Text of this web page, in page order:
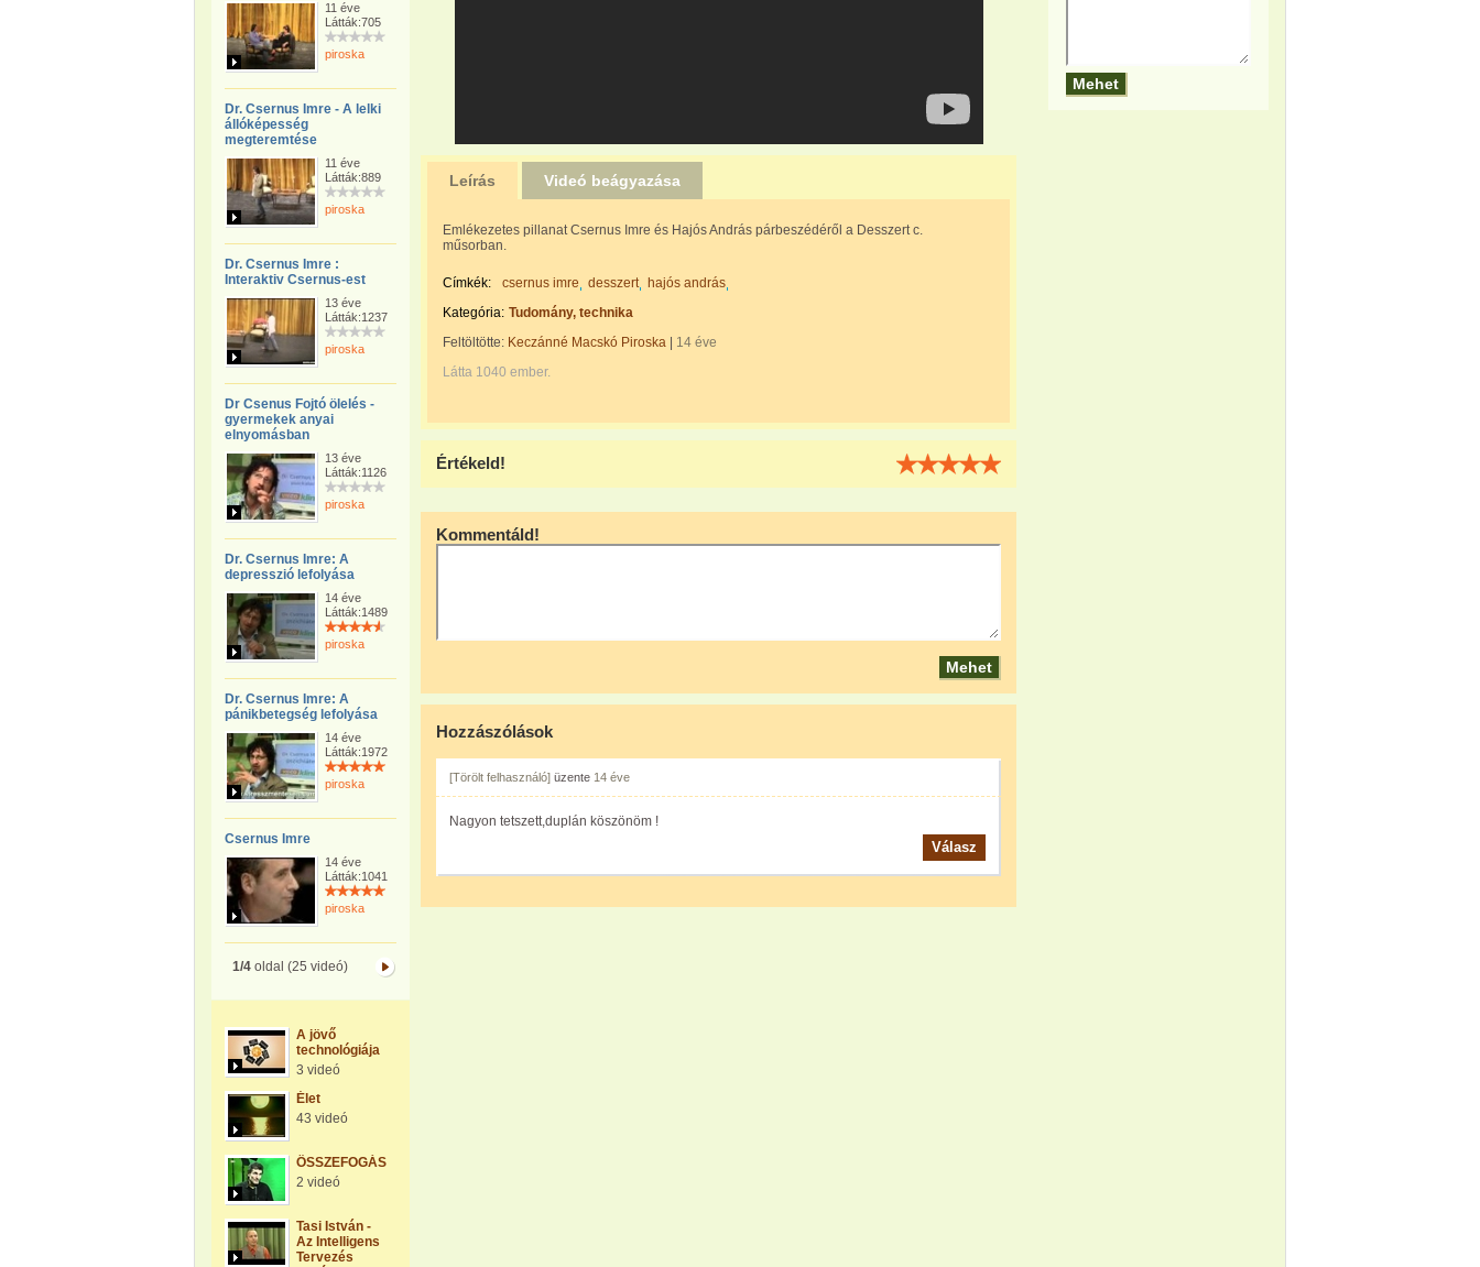
11 éve
Látták:705
piroska
Dr. Csernus Imre - A lelki
állóképesség
megteremtése
11 éve
Látták:889
piroska
Dr. Csernus Imre :
Interaktiv Csernus-est
13 éve
Látták:1237
piroska
Dr Csenus Fojtó ölelés -
gyermekek anyai
elnyomásban
13 éve
Látták:1126
piroska
Dr. Csernus Imre: A
depresszió lefolyása
14 éve
Látták:1489
piroska
Dr. Csernus Imre: A
pánikbetegség lefolyása
14 éve
Látták:1972
piroska
Csernus Imre
14 éve
Látták:1041
piroska
1/4oldal (25 videó)
A jövő
technológiája
3 videó
Élet
43 videó
ÖSSZEFOGÁS
2 videó
Tasi István -
Az Intelligens
Tervezés
Leírás Videó beágyazása
Emlékezetes pillanat Csernus Imre és Hajós András párbeszédéről a Desszert c.
műsorban.
Címkék: csernus imre desszert
hajós andrás
Kategória: Tudomány, technika
Feltöltötte: Keczánné Macskó Piroska
14 éve
Látta 1040 ember.
Értékeld!
Kommentáld!
Hozzászólások
[Törölt felhasználó] üzente 14 éve
Nagyon tetszett,duplán köszönöm !
Válasz